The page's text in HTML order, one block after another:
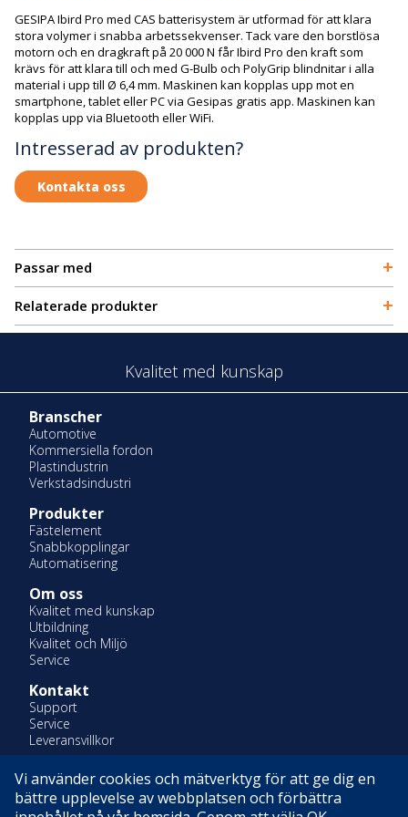
GESIPA Ibird Pro med CAS batterisystem är utformad för att klara
stora volymer i snabba arbetssekvenser. Tack vare den borstlösa
motorn och en dragkraft på 20 000 N får Ibird Pro den kraft som
krävs för att klara till och med G-Bulb och PolyGrip blindnitar i alla
material i upp till Ø 6,4 mm. Maskinen kan kopplas upp mot en
smartphone, tablet eller PC via Gesipas gratis app. Maskinen kan
kopplas upp via Bluetooth eller WiFi.
Intresserad av produkten?
Kontakta oss
Passar med +
Relaterade produkter +
Vi använder cookies och mätverktyg för att ge dig en
bättre upplevelse av webbplatsen och förbättra
Kvalitet med kunskap
Branscher
Automotive
Kommersiella fordon
Plastindustrin
Verkstadsindustri
Produkter
Fästelement
Snabbkopplingar
Automatisering
Om oss
Kvalitet med kunskap
Utbildning
Kvalitet och Miljö
Service
Kontakt
Support
Service
Leveransvillkor
En del av Indutrade AB
Certifierade enligt ISO 14001 & ISO 9001